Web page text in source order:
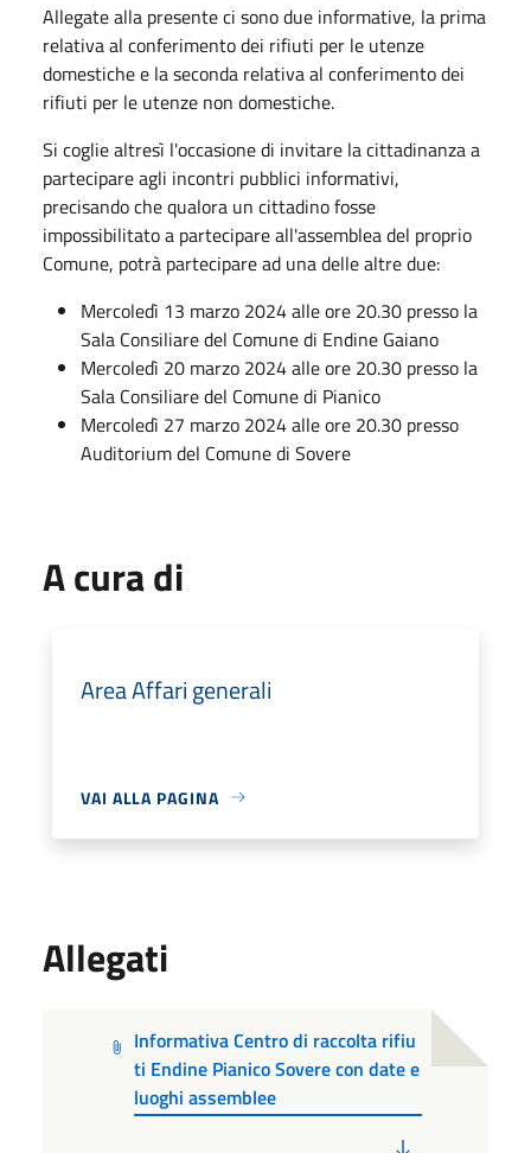
Allegate alla presente ci sono due informative, la prima
relativa al conferimento dei rifiuti per le utenze
domestiche e la seconda relativa al conferimento dei
rifiuti per le utenze non domestiche.
Si coglie altresì l'occasione di invitare la cittadinanza a
partecipare agli incontri pubblici informativi,
precisando che qualora un cittadino fosse
impossibilitato a partecipare all'assemblea del proprio
Comune, potrà partecipare ad una delle altre due:
Mercoledì 13 marzo 2024 alle ore 20.30 presso la
Sala Consiliare del Comune di Endine Gaiano
Mercoledì 20 marzo 2024 alle ore 20.30 presso la
Sala Consiliare del Comune di Pianico
Mercoledì 27 marzo 2024 alle ore 20.30 presso
Auditorium del Comune di Sovere
A cura di
Area Affari generali
VAI ALLA PAGINA
Allegati
Informativa Centro di raccolta rifiu
ti Endine Pianico Sovere con date e
luoghi assemblee